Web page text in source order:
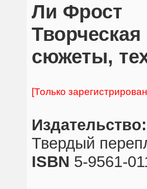
Ли Фрост
сюжеты,
[Только
Издательство:
Твердый
ISBN 5-9561-